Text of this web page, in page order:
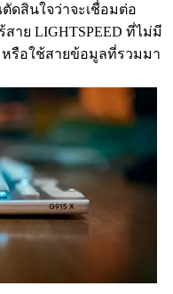
ดสินใจว่าจะเชื่อมต่อ
าย LIGHTSPEED ที่ไม่มี
หรือใช้สายข้อมูลที่รวมมา